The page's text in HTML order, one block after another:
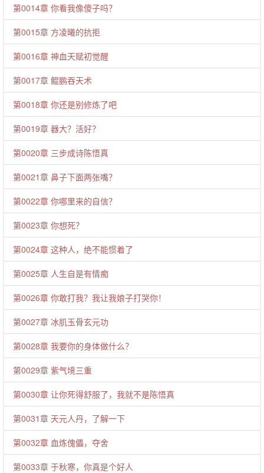
第0014章 你看我像傻子吗？
第0015章 方凌曦的抗拒
第0016章 神血天赋初觉醒
第0017章 鲲鹏吞天术
第0018章 你还是别修炼了吧
第0019章 器大？活好？
第0020章 三步成诗陈悟真
第0021章 鼻子下面两张嘴？
第0022章 你哪里来的自信？
第0023章 你想死？
第0024章 这种人，绝不能惯着了
第0025章 人生自是有情痴
第0026章 你敢打我？我让我娘子打哭你！
第0027章 冰肌玉骨玄元功
第0028章 我要你的身体做什么？
第0029章 紫气境三重
第0030章 让你死得舒服了，我就不是陈悟真
第0031章 天元人丹，了解一下
第0032章 血炼傀儡，夺舍
第0033章 于秋寒，你真是个好人